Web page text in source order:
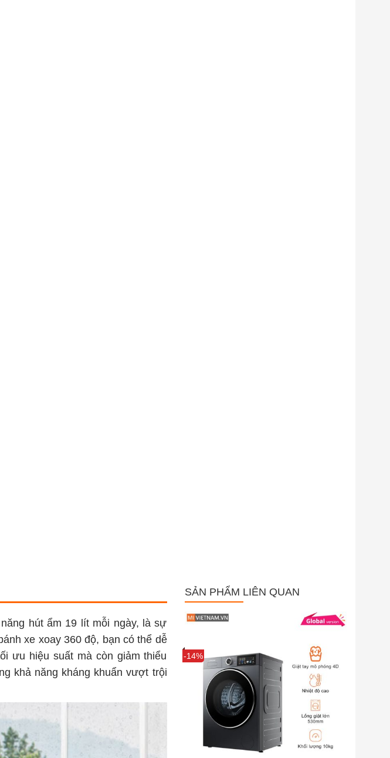
hút ẩm 19 lít mỗi ngày, là sự
xe xoay 360 độ, bạn có thể dễ
ưu hiệu suất mà còn giảm thiểu
khả năng kháng khuẩn vượt trội
SẢN PHẨM LIÊN QUAN
Sale
-14%